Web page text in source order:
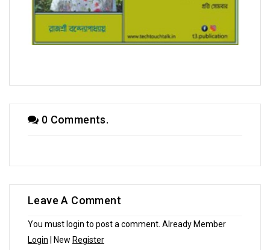
0 Comments.
Leave A Comment
You must login to post a comment. Already Member
Login | New Register